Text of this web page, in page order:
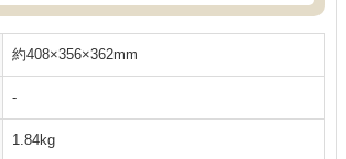
約408×356×362mm
‐
1.84kg